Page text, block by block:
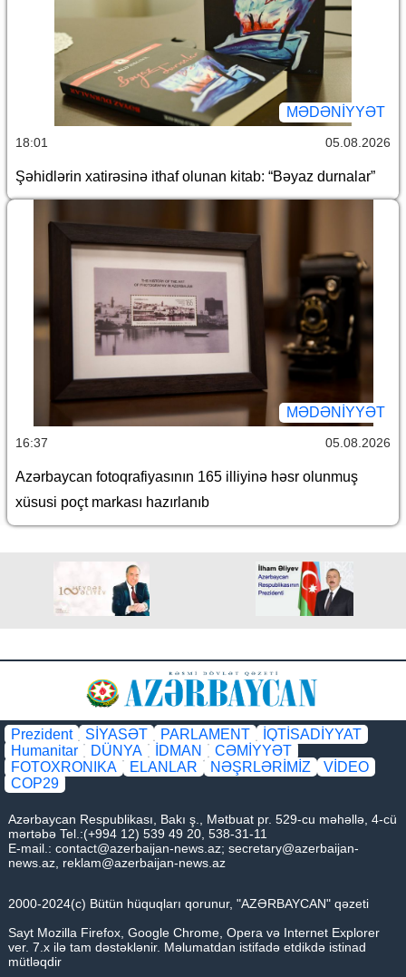
MƏDƏNIYYƏT
18:01 05.08.2026
Şəhidlərin xatirəsinə ithaf olunan kitab: “Bəyaz durnalar”
MƏDƏNIYYƏT
16:37 05.08.2026
Azərbaycan fotoqrafiyasının 165 illiyinə həsr olunmuş
xüsusi poçt markası hazırlanıb
Prezident SİYASƏT PARLAMENT
İQTİSADİYYAT
Humanitar
DÜNYA İDMAN
CƏMİYYƏT
FOTOXRONIKA
ELANLAR NƏŞRLƏRİMİZ
VİDEO
COP29
Azərbaycan Respublikası, Bakı ş., Mətbuat pr. 529-cu məhəllə, 4-cü
mərtəbə Tel.:(+994 12) 539 49 20, 538-31-11
E-mail.: contact@azerbaijan-news.az; secretary@azerbaijan-
news.az reklam@azerbaijan-news.az
2000-2024(c) Bütün hüquqları qorunur, "AZƏRBAYCAN" qəzeti
Sayt Mozilla Firefox, Google Chrome, Opera və Internet Explorer
ver. 7.x ilə tam dəstəklənir. Məlumatdan istifadə etdikdə istinad
mütləqdir